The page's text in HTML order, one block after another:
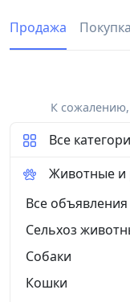
Продажа Покупка
К
Все
Животные и
Все объявления
Сельхоз
Собаки
Кошки